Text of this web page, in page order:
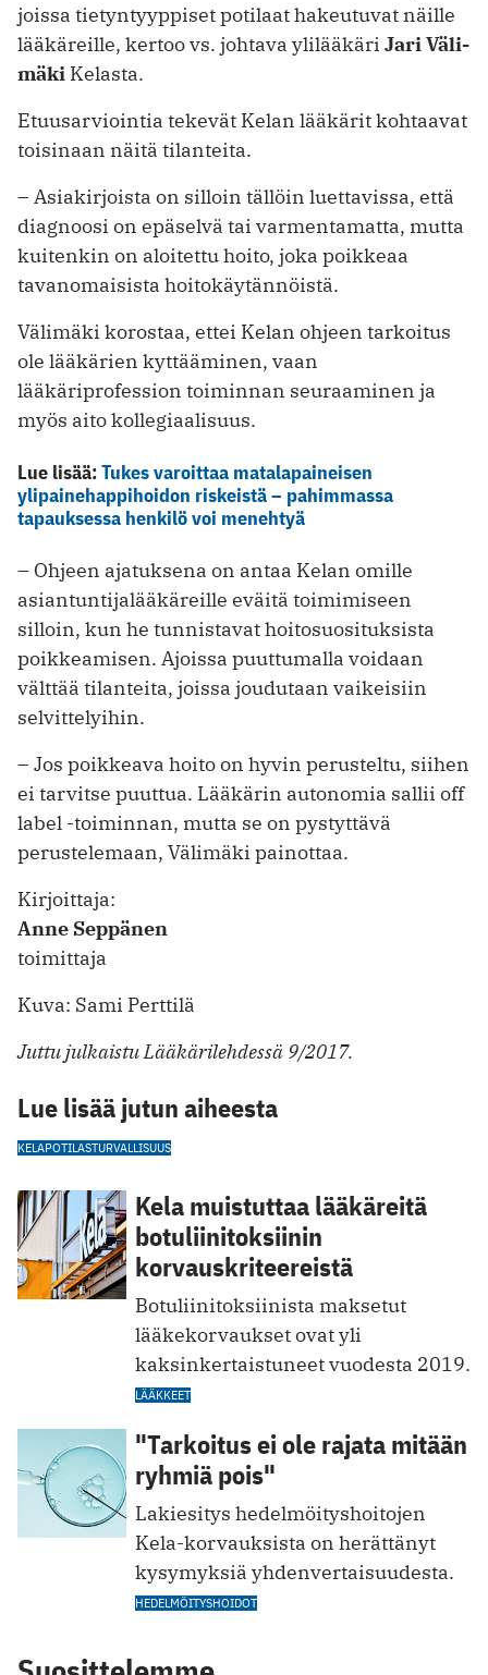
joissa tietyntyyppiset potilaat hakeutuvat näille
lääkäreille, kertoo vs. johtava ylilääkäri Jari Väli­
mäki Kelasta.
Etuusarviointia tekevät Kelan lääkärit kohtaavat
toisinaan näitä tilanteita.
– Asiakirjoista on silloin tällöin luettavissa, että
diagnoosi on epäselvä tai varmentamatta, mutta
kuitenkin on aloitettu hoito, joka poikkeaa
tavanomaisista hoitokäytännöistä.
Välimäki korostaa, ettei Kelan ohjeen tarkoitus
ole lääkärien kyttääminen, vaan
lääkäriprofession toiminnan seuraaminen ja
myös aito kollegiaalisuus.
Lue lisää:Tukes varoittaa matalapaineisen
ylipainehappihoidon riskeistä – pahimmassa
tapauksessa henkilö voi menehtyä
– Ohjeen ajatuksena on antaa Kelan omille
asiantuntijalääkäreille eväitä toimimiseen
silloin, kun he tunnistavat hoitosuosituksista
poikkeamisen. Ajoissa puuttumalla voidaan
välttää tilanteita, joissa joudutaan vaikeisiin
selvittelyihin.
– Jos poikkeava hoito on hyvin perusteltu, siihen
ei tarvitse puuttua. Lääkärin autonomia sallii off
label -toiminnan, mutta se on pystyttävä
perustelemaan, Välimäki painottaa.
Kirjoittaja:
Anne Seppänen
toimittaja
Kuva: Sami Perttilä
Juttu julkaistu Lääkärilehdessä 9/2017.
Lue lisää jutun aiheesta
KELAPOTILASTURVALLISUUS
Kela muistuttaa lääkäreitä
botuliinitoksiinin
korvauskriteereistä
Botuliinitoksiinista maksetut
lääkekorvaukset ovat yli
kaksinkertaistuneet vuodesta 2019.
LÄÄKKEET
"Tarkoitus ei ole rajata mitään
ryhmiä pois"
Lakiesitys hedelmöityshoitojen
Kela-korvauksista on herättänyt
kysymyksiä yhdenvertaisuudesta.
HEDELMÖITYSHOIDOT